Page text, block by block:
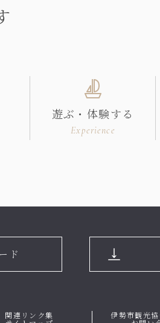
遊ぶ・体験する
Experience
ド
関連リンク集 伊勢市観光